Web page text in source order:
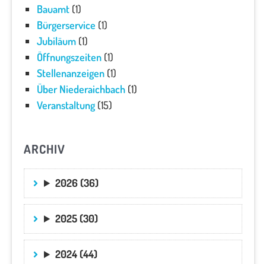
Bauamt(1)
Bürgerservice (1)
Jubiläum(1)
Öffnungszeiten(1)
Stellenanzeigen(1)
Über Niederaichbach(1)
Veranstaltung(15)
ARCHIV
2026 (36)
2025 (30)
2024 (44)